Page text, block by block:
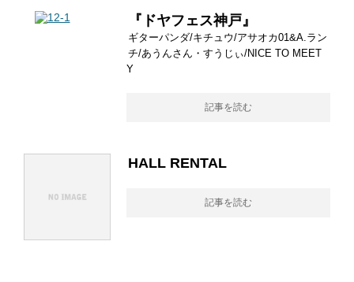
『ドヤフェス神戸』
ギターパンダ/キチュウ/アサオカ01&A.ラン
チ/あうんさん・すうじぃ/NICE TO MEET
Y
記事を読む
HALL RENTAL
記事を読む